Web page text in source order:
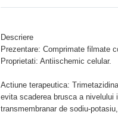
Descriere
Prezentare: Comprimate filmate
Proprietati: Antiischemic celular.
Actiune terapeutica:
evita scaderea brusca a nivelului
transmembranar de sodiu-